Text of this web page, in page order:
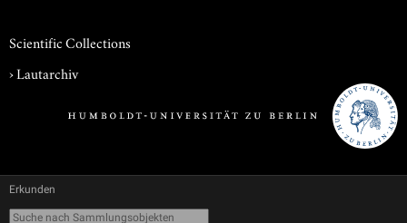
Scientific Collections
›Lautarchiv
Erkunden